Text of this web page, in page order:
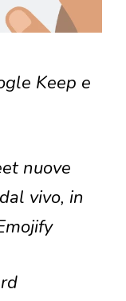
Keep e
nuove
vivo, in